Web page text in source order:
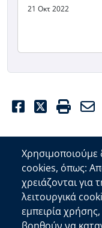
21 Οκτ 2022
Facebook
Επικοινωνία
Αποκεντρωμένη
Πλατεία
Χρησιμοποιούμε
cookies, όπως:
χρειάζονται για
λειτουργικά
εμπειρία